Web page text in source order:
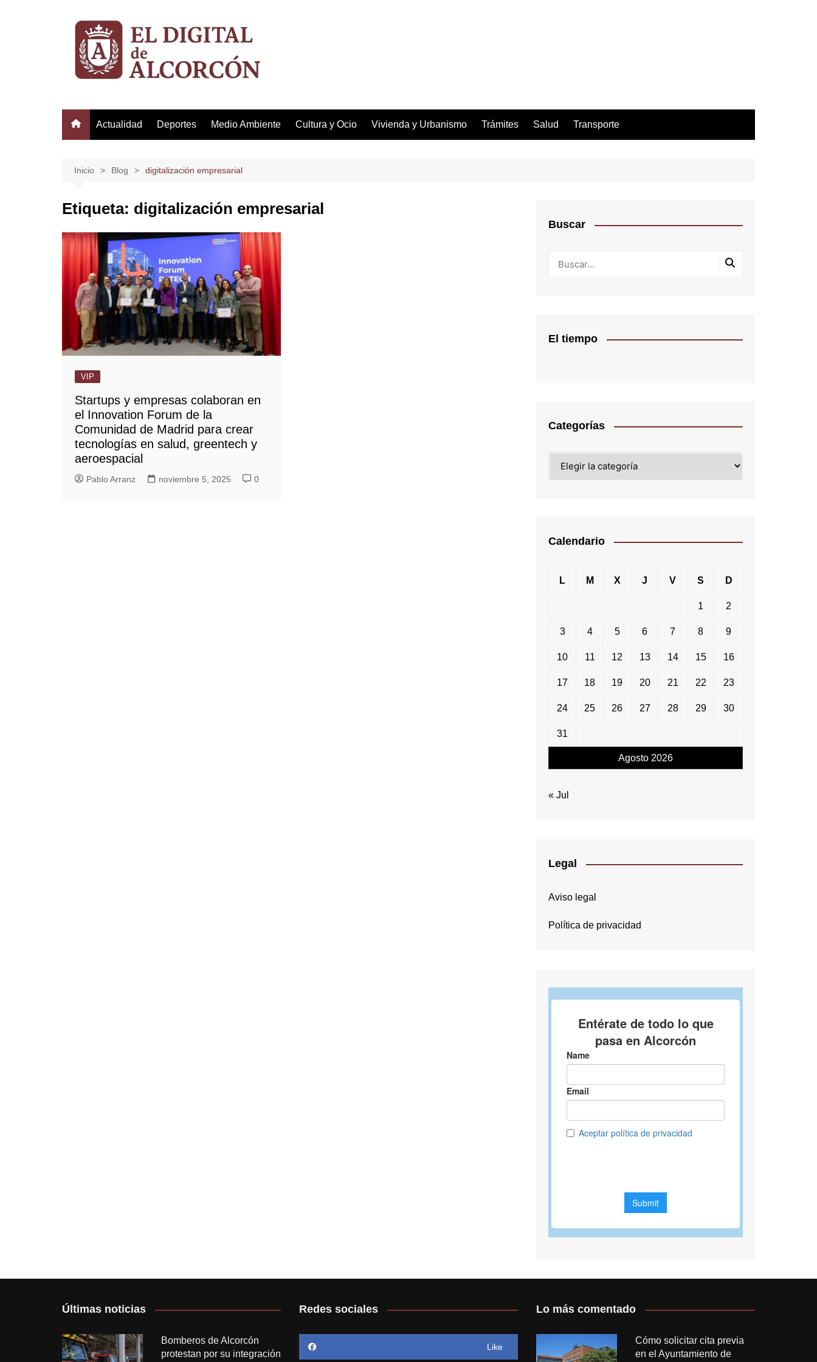
Actualidad Deportes Medio Ambiente Cultura y Ocio Vivienda y Urbanismo Trámites Salud Transporte
Inicio Blog digitalización empresarial
Etiqueta: digitalización empresarial
VIP
Startups y empresas colaboran en
el Innovation Forum de la
Comunidad de Madrid para crear
tecnologías en salud, greentech y
aeroespacial
Pablo Arranz noviembre 5, 2025 0
Buscar
El tiempo
Categorías
Calendario
Agosto 2026
L M X J V S D
1 2
3 4 5 6 7 8 9
10 11 12 13 14 15 16
17 18 19 20 21 22 23
24 25 26 27 28 29 30
31
« Jul
Legal
Aviso legal
Política de privacidad
Últimas noticias
Bomberos de Alcorcón
protestan por su integración
Redes sociales
Like
Lo más comentado
Cómo solicitar cita previa
en el Ayuntamiento de